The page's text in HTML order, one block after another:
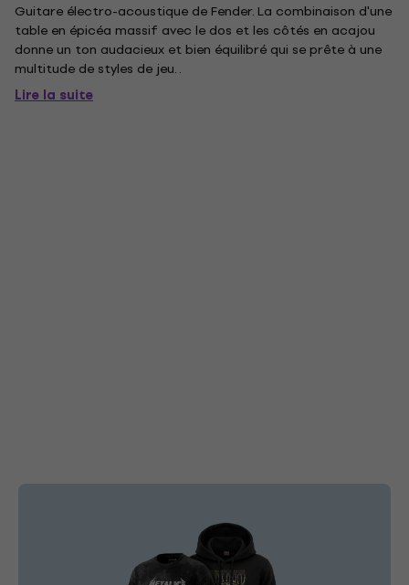
Guitare électro-acoustique de Fender. La combinaison d'une
table en épicéa massif avec le dos et les côtés en acajou
donne un ton audacieux et bien équilibré qui se prête à une
multitude de styles de jeu. .
Lire la suite